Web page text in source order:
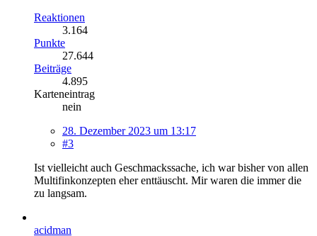
Reaktionen
3.164
Punkte
27.644
Beiträge
4.895
Karteneintrag
nein
28. Dezember 2023 um 13:17
#3
Ist vielleicht auch Geschmackssache, ich war bisher von allen
Multifinkonzepten eher enttäuscht. Mir waren die immer die
zu langsam.
acidman